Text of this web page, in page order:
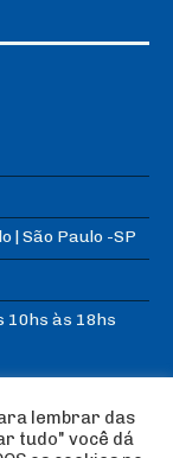
| São Paulo -SP
10hs às 18hs
lembrar das
tudo" você dá